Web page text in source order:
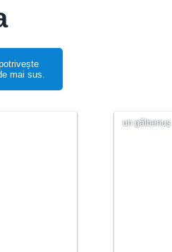
mai sus.
un gălbenuș